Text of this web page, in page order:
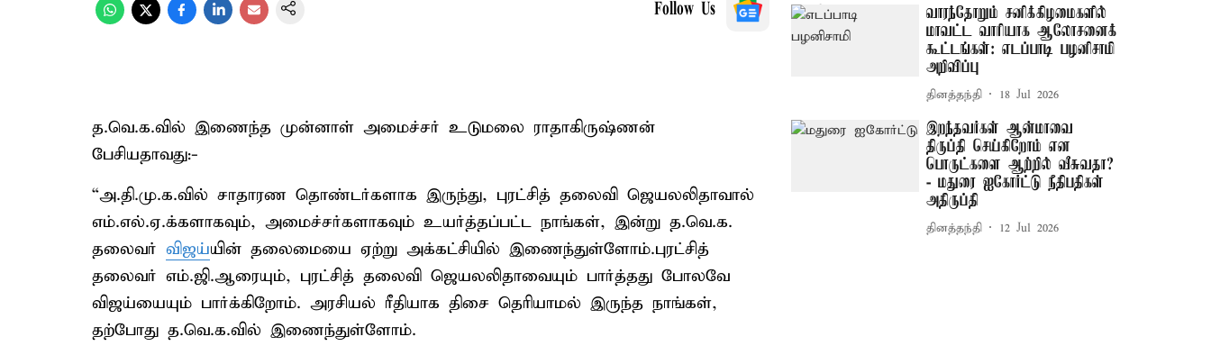
Follow Us
த.வெ.க.வில் இணைந்த முன்னாள் அமைச்சர் உடுமலை ராதாகிருஷ்ணன்
பேசியதாவது:-
“அ.தி.மு.க.வில் சாதாரண தொண்டர்களாக இருந்து, புரட்சித் தலைவி ஜெயலலிதாவால்
எம்.எல்.ஏ.க்களாகவும், அமைச்சர்களாகவும் உயர்த்தப்பட்ட நாங்கள், இன்று த.வெ.க.
தலைவர் விஜய்யின் தலைமையை ஏற்று அக்கட்சியில் இணைந்துள்ளோம்.புரட்சித்
தலைவர் எம்.ஜி.ஆரையும், புரட்சித் தலைவி ஜெயலலிதாவையும் பார்த்தது போலவே
விஜய்யையும் பார்க்கிறோம். அரசியல் ரீதியாக திசை தெரியாமல் இருந்த நாங்கள்,
தற்போது த.வெ.க.வில் இணைந்துள்ளோம்.
வாரந்தோறும் சனிக்கிழமைகளில்
மாவட்ட வாரியாக ஆலோசனைக்
கூட்டங்கள்: எடப்பாடி பழனிசாமி
அறிவிப்பு
தினத்தந்தி 18 Jul 2026
இறந்தவர்கள் ஆன்மாவை
திருப்தி செய்கிறோம் என
பொருட்களை ஆற்றில் வீசுவதா?
- மதுரை ஐகோர்ட்டு நீதிபதிகள்
அதிருப்தி
தினத்தந்தி 12 Jul 2026